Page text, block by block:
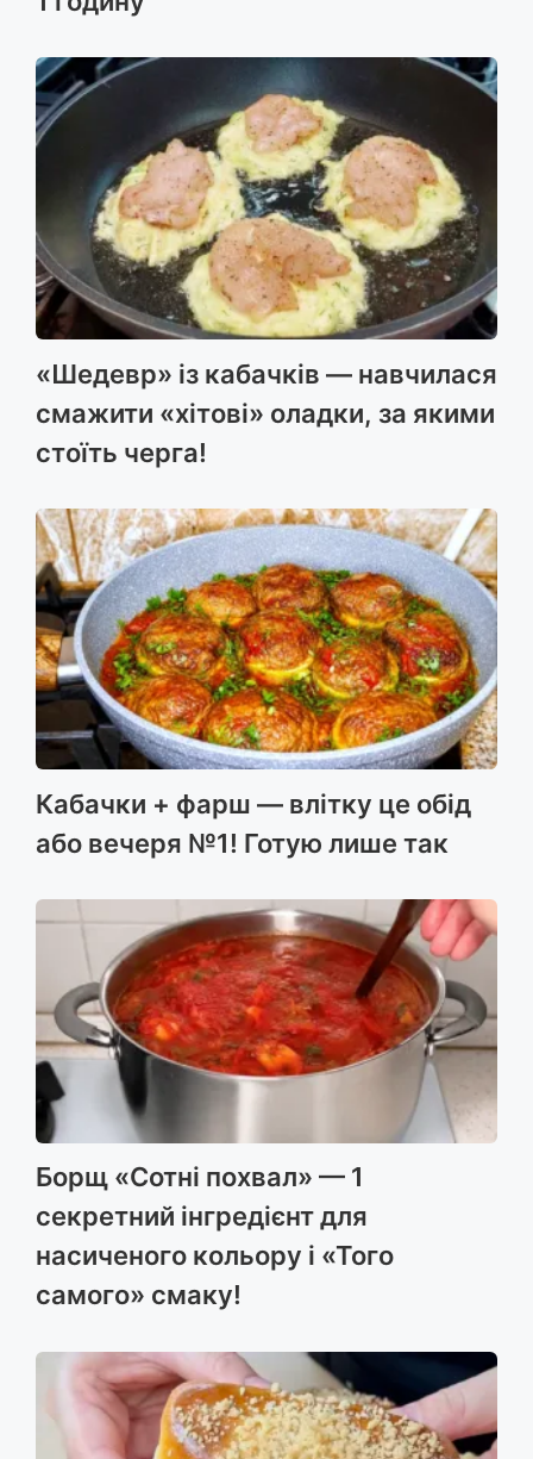
«Шедевр» із кабачків — навчилася
смажити «хітові» оладки, за якими
стоїть черга!
Кабачки + фарш — влітку це обід
або вечеря №1! Готую лише так
Борщ «Сотні похвал» — 1
секретний інгредієнт для
насиченого кольору і «Того
самого» смаку!